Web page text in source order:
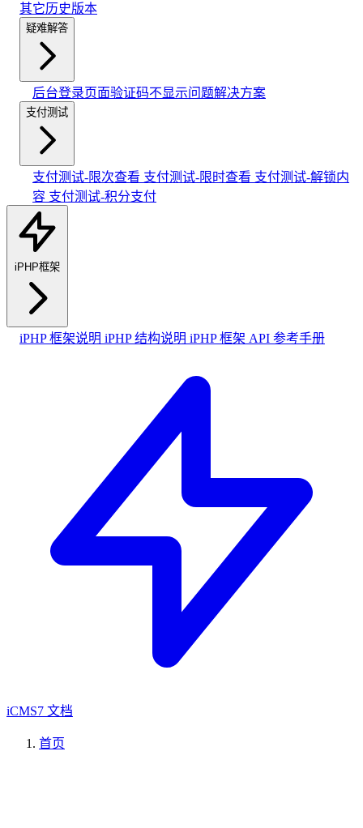
其它历史版本
疑难解答
后台登录页面验证码不显示问题解决方案
支付测试
支付测试-限次查看 支付测试-限时查看 支付测试-解锁内
容 支付测试-积分支付
iPHP框架
iPHP 框架说明 iPHP 结构说明 iPHP 框架 API 参考手册
iCMS7 文档
首页